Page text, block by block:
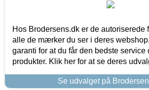
Hos Brodersens.dk er de autoriserede
alle de mærker du ser i deres
garanti for at du får den bedste service
produkter. Klik her for at se deres
Se udvalget på